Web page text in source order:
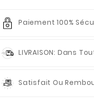
Paiement 100%
LIVRAISON: Dans
Satisfait Ou